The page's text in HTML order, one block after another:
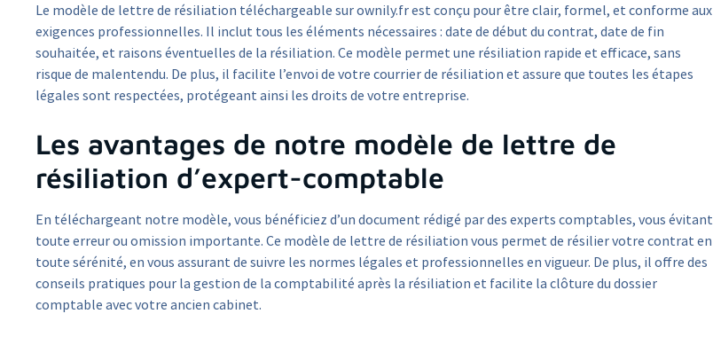
Le modèle de lettre de résiliation téléchargeable sur ownily.fr est conçu pour être clair, formel, et conforme aux
exigences professionnelles. Il inclut tous les éléments nécessaires : date de début du contrat, date de fin
souhaitée, et raisons éventuelles de la résiliation. Ce modèle permet une résiliation rapide et efficace, sans
risque de malentendu. De plus, il facilite l’envoi de votre courrier de résiliation et assure que toutes les étapes
légales sont respectées, protégeant ainsi les droits de votre entreprise.
Les avantages de notre modèle de lettre de
résiliation d’expert-comptable
En téléchargeant notre modèle, vous bénéficiez d’un document rédigé par des experts comptables, vous évitant
toute erreur ou omission importante. Ce modèle de lettre de résiliation vous permet de résilier votre contrat en
toute sérénité, en vous assurant de suivre les normes légales et professionnelles en vigueur. De plus, il offre des
conseils pratiques pour la gestion de la comptabilité après la résiliation et facilite la clôture du dossier
comptable avec votre ancien cabinet.